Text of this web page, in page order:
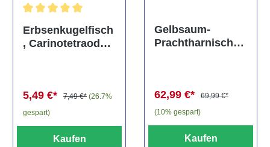
Durchschnittliche Bewertung von 5 von 5 Sternen
Erbsenkugelfisch
, Carinotetraodon
5,49 €* 7,49 €* (26.7%
gespart)
Kaufen
Gelbsaum-
Prachtharnischw
62,99 €*
69,99 €*
(10% gespart)
Kaufen